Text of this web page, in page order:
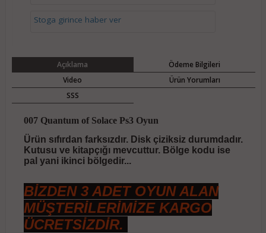
Stoga girince haber ver
Açıklama
Ödeme Bilgileri
Video
Ürün Yorumları
SSS
007 Quantum of Solace Ps3 Oyun
Ürün sıfırdan farksızdır. Disk çiziksiz durumdadır.
Kutusu ve kitapçığı mevcuttur. Bölge kodu ise
pal yani ikinci bölgedir...
BİZDEN 3 ADET OYUN ALAN
MÜŞTERİLERİMİZE KARGO
ÜCRETSİZDİR.